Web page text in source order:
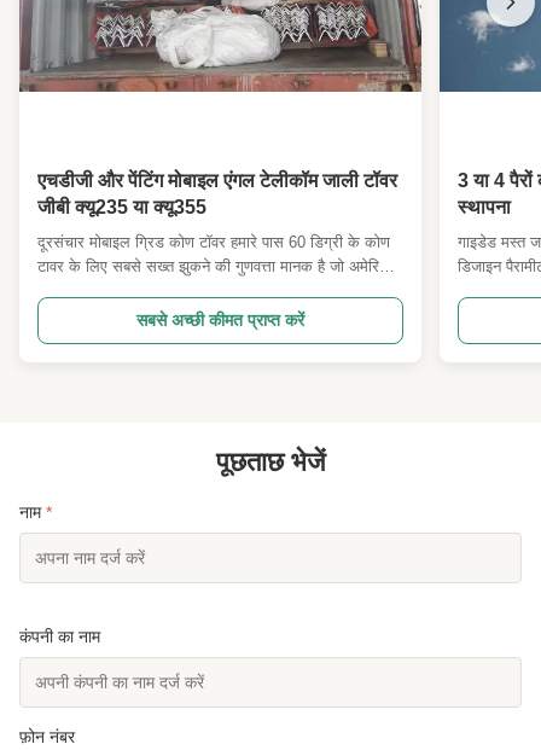
एचडीजी और पेंटिंग मोबाइल एंगल टेलीकॉम जाली टॉवर
जीबी क्यू235 या क्यू355
दूरसंचार मोबाइल ग्रिड कोण टॉवर हमारे पास 60 डिग्री के कोण
टावर के लिए सबसे सख्त झुकने की गुणवत्ता मानक है जो अमेरिकी
उपयोग किया जाता है। नियंत्रण का उपयोग करके, बेहतर हवा
प्रतिरोध प्रदर्शन सुनिश्चित करने के लिए डिग्री ढलान को भी
सीमित करती है। ...
सबसे अच्छी कीमत प्राप्त करें
3 या 4
स्थापना
गाइडेड मस्त
डिजाइन
की गति। 3.
पूछताछ भेजें
नाम*
कंपनी का नाम
फ़ोन नंबर